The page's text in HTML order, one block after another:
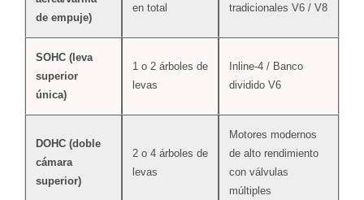
árbol
de
levas
defectuoso
4.0.1
Tictac
audible
de empuje)
en total
tradicionales V6 / V8
SOHC (leva
superior
única)
1 o 2 árboles de
levas
Inline-4 / Banco
dividido V6
DOHC (doble
cámara
superior)
2 o 4 árboles de
levas
Motores modernos
de alto rendimiento
con válvulas
múltiples